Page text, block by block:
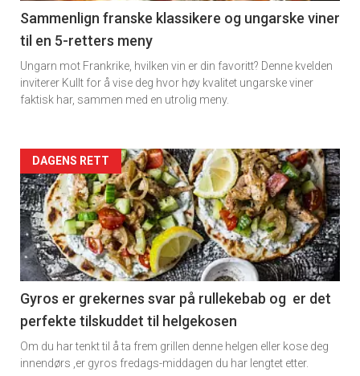
5
Sammenlign franske klassikere og ungarske viner
til en 5-retters meny
Ungarn mot Frankrike, hvilken vin er din favoritt? Denne kvelden
inviterer Kullt for å vise deg hvor høy kvalitet ungarske viner
faktisk har, sammen med en utrolig meny.
Forsiden
akkurat
nå
-
6
DAGENS RETT
Gyros er grekernes svar på rullekebab og er det
perfekte tilskuddet til helgekosen
Om du har tenkt til å ta frem grillen denne helgen eller kose deg
innendørs ,er gyros fredags-middagen du har lengtet etter.